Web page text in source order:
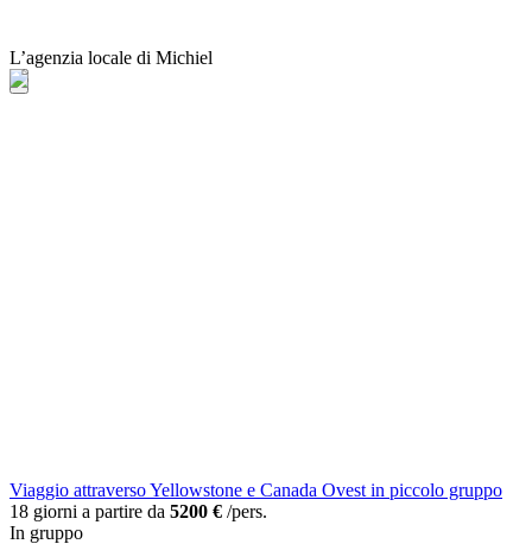
L’agenzia locale di Michiel
Viaggio attraverso Yellowstone e Canada Ovest in piccolo gruppo
18 giorni a partire da 5200 € /pers.
In gruppo